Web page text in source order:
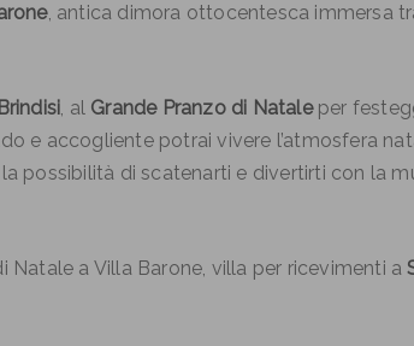
, antica dimora ottocentesca immersa
, al Grande Pranzo di Nataleper
e accogliente potrai vivere l’atmosfera
possibilità di scatenarti e divertirti con la
a Villa Barone, villa per ricevimenti a